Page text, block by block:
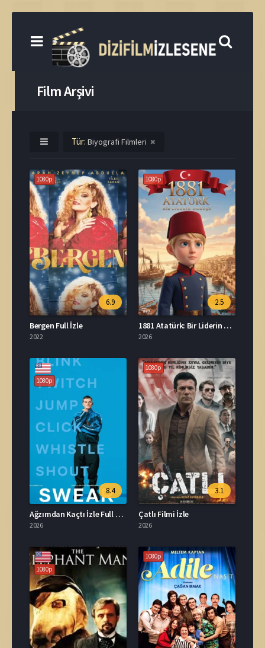
Film Arşivi
Tür: Biyografi Filmleri
1080p
6.9
Bergen Full İzle
2022
1080p
2.5
1881 Atatürk: Bir Liderin Doğuşu İzle
2026
1080p
8.4
Ağzımdan Kaçtı İzle Full HD İzle
2026
1080p
3.1
Çatlı Filmi İzle
2026
1080p
1080p